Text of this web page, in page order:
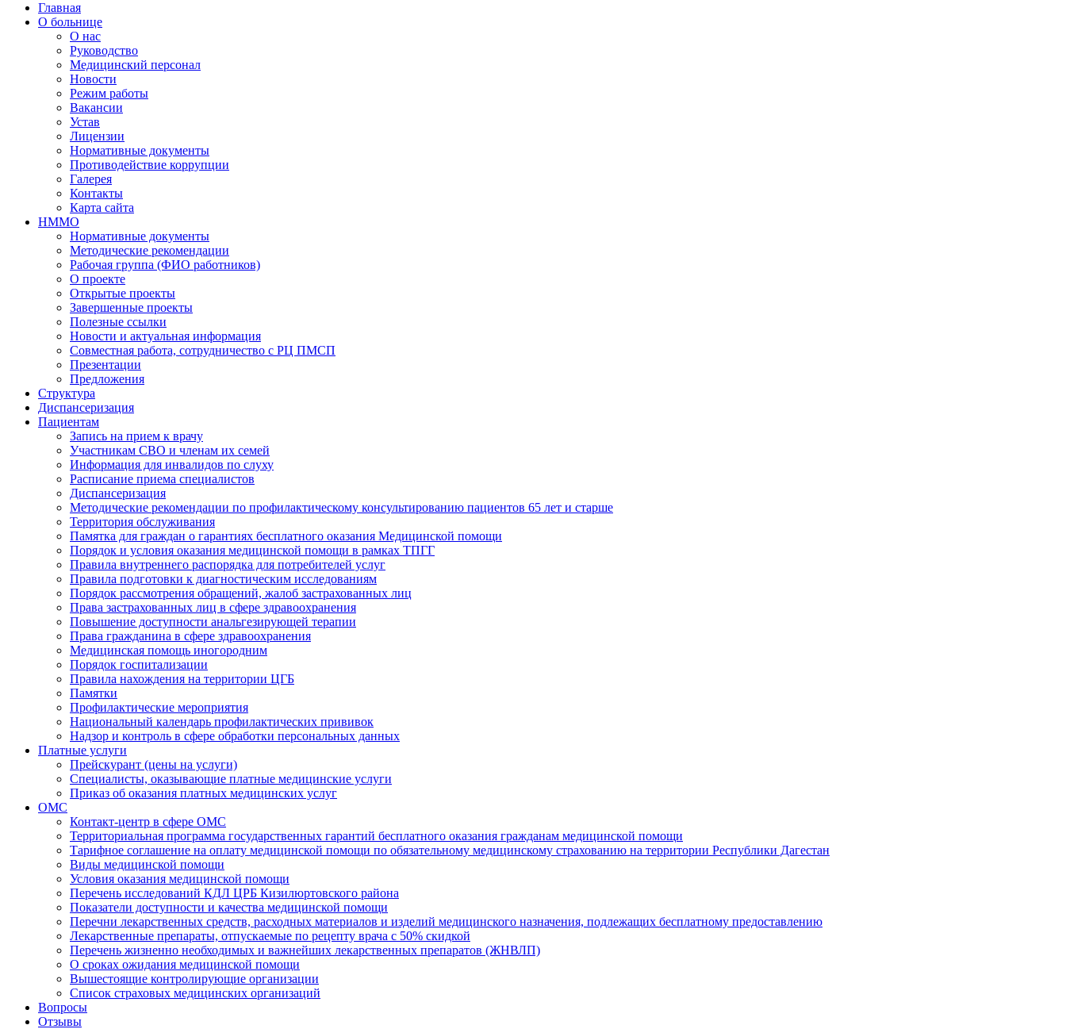
Главная
О больнице
О нас
Руководство
Медицинский персонал
Новости
Режим работы
Вакансии
Устав
Лицензии
Нормативные документы
Противодействие коррупции
Галерея
Контакты
Карта сайта
НММО
Нормативные документы
Методические рекомендации
Рабочая группа (ФИО работников)
О проекте
Открытые проекты
Завершенные проекты
Полезные ссылки
Новости и актуальная информация
Совместная работа, сотрудничество с РЦ ПМСП
Презентации
Предложения
Структура
Диспансеризация
Пациентам
Запись на прием к врачу
Участникам СВО и членам их семей
Информация для инвалидов по слуху
Расписание приема специалистов
Диспансеризация
Методические рекомендации по профилактическому консультированию пациентов 65 лет и старше
Территория обслуживания
Памятка для граждан о гарантиях бесплатного оказания Медицинской помощи
Порядок и условия оказания медицинской помощи в рамках ТПГГ
Правила внутреннего распорядка для потребителей услуг
Правила подготовки к диагностическим исследованиям
Порядок рассмотрения обращений, жалоб застрахованных лиц
Права застрахованных лиц в сфере здравоохранения
Повышение доступности анальгезирующей терапии
Права гражданина в сфере здравоохранения
Медицинская помощь иногородним
Порядок госпитализации
Правила нахождения на территории ЦГБ
Памятки
Профилактические мероприятия
Национальный календарь профилактических прививок
Надзор и контроль в сфере обработки персональных данных
Платные услуги
Прейскурант (цены на услуги)
Специалисты, оказывающие платные медицинские услуги
Приказ об оказания платных медицинских услуг
ОМС
Контакт-центр в сфере ОМС
Территориальная программа государственных гарантий бесплатного оказания гражданам медицинской помощи
Тарифное соглашение на оплату медицинской помощи по обязательному медицинскому страхованию на территории Республики Дагестан
Виды медицинской помощи
Условия оказания медицинской помощи
Перечень исследований КДЛ ЦРБ Кизилюртовского района
Показатели доступности и качества медицинской помощи
Перечни лекарственных средств, расходных материалов и изделий медицинского назначения, подлежащих бесплатному предоставлению
Лекарственные препараты, отпускаемые по рецепту врача с 50% скидкой
Перечень жизненно необходимых и важнейших лекарственных препаратов (ЖНВЛП)
О сроках ожидания медицинской помощи
Вышестоящие контролирующие организации
Список страховых медицинских организаций
Вопросы
Отзывы